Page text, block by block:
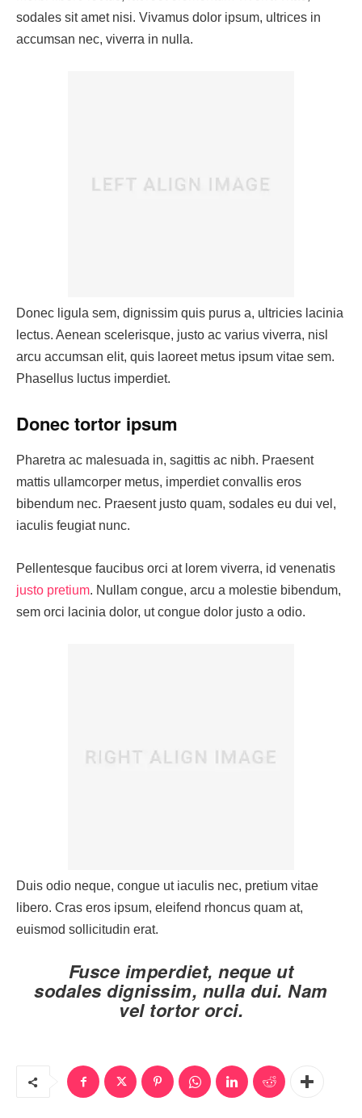
sodales sit amet nisi. Vivamus dolor ipsum, ultrices in
accumsan nec, viverra in nulla.
Donec ligula sem, dignissim quis purus a, ultricies lacinia
lectus. Aenean scelerisque, justo ac varius viverra, nisl
arcu accumsan elit, quis laoreet metus ipsum vitae sem.
Phasellus luctus imperdiet.
Donec tortor ipsum
Pharetra ac malesuada in, sagittis ac nibh. Praesent
mattis ullamcorper metus, imperdiet convallis eros
bibendum nec. Praesent justo quam, sodales eu dui vel,
iaculis feugiat nunc.
Pellentesque faucibus orci at lorem viverra, id venenatis
justo pretium. Nullam congue, arcu a molestie bibendum,
sem orci lacinia dolor, ut congue dolor justo a odio.
Duis odio neque, congue ut iaculis nec, pretium vitae
libero. Cras eros ipsum, eleifend rhoncus quam at,
euismod sollicitudin erat.
Fusce imperdiet, neque ut
sodales dignissim, nulla dui. Nam
vel tortor orci.